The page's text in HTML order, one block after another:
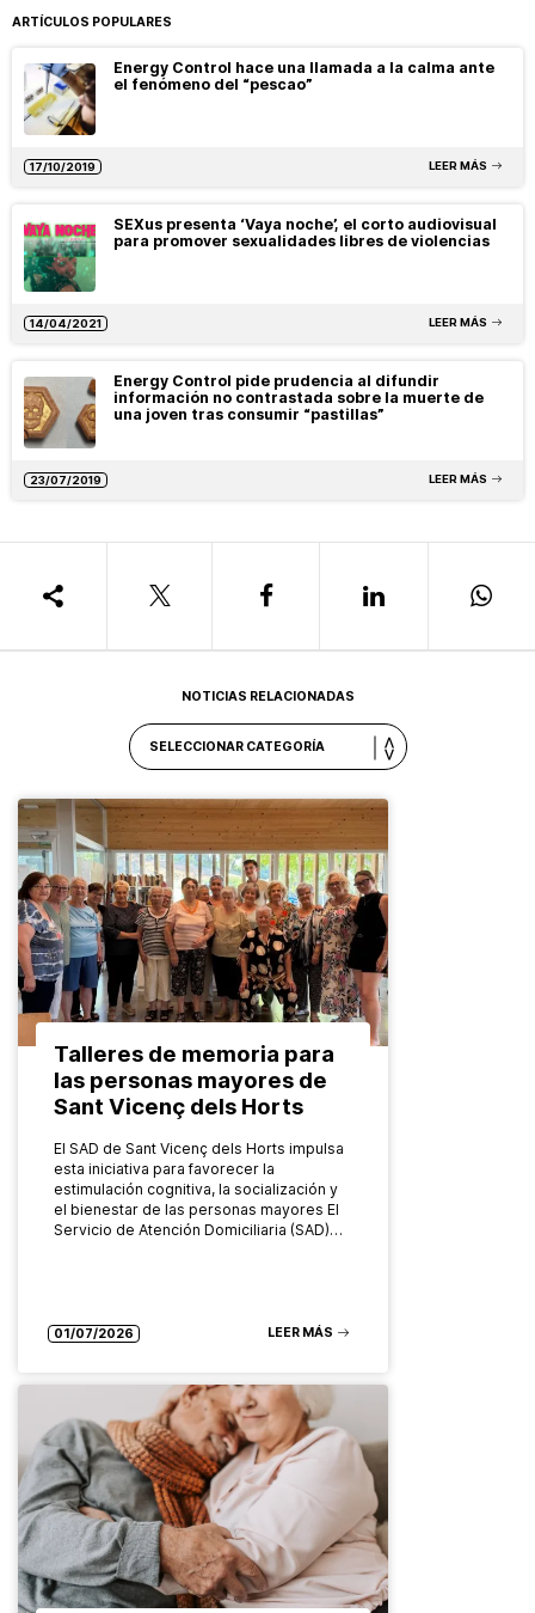
ARTÍCULOS POPULARES
Energy Control hace una llamada a la calma ante
el fenómeno del “pescao”
17/10/2019 LEER MÁS
SEXus presenta ‘Vaya noche’, el corto audiovisual
para promover sexualidades libres de violencias
14/04/2021 LEER MÁS
Energy Control pide prudencia al difundir
información no contrastada sobre la muerte de
una joven tras consumir “pastillas”
23/07/2019 LEER MÁS
NOTICIAS RELACIONADAS
Talleres de memoria para
las personas mayores de
Sant Vicenç dels Horts
El SAD de Sant Vicenç dels Horts impulsa
esta iniciativa para favorecer la
estimulación cognitiva, la socialización y
el bienestar de las personas mayores El
Servicio de Atención Domiciliaria (SAD)…
01/07/2026 LEER MÁS